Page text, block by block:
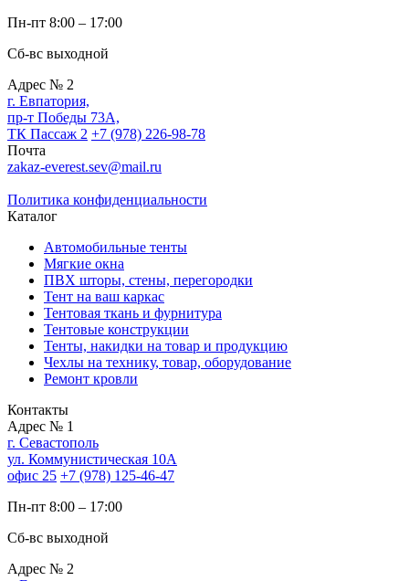
Пн-пт 8:00 – 17:00
Cб-вс выходной
Адрес № 2
г. Евпатория,
пр-т Победы 73А,
ТК Пассаж 2 +7 (978) 226-98-78
Почта
zakaz-everest.sev@mail.ru
Политика конфиденциальности
Каталог
Автомобильные тенты
Мягкие окна
ПВХ шторы, стены, перегородки
Тент на ваш каркас
Тентовая ткань и фурнитура
Тентовые конструкции
Тенты, накидки на товар и продукцию
Чехлы на технику, товар, оборудование
Ремонт кровли
Контакты
Адрес № 1
г. Севастополь
ул. Коммунистическая 10А
офис 25 +7 (978) 125-46-47
Пн-пт 8:00 – 17:00
Cб-вс выходной
Адрес № 2